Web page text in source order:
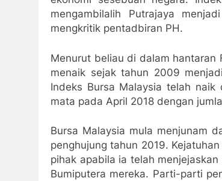
mengambilalih Putrajaya
mengkritik pentadbiran PH.
Menurut beliau di dalam hantaran
menaik sejak tahun 2009
Indeks Bursa Malaysia telah
mata pada April 2018 dengan
Bursa Malaysia mula menjunam
penghujung tahun 2019.
pihak apabila ia telah
Bumiputera mereka. Parti-parti